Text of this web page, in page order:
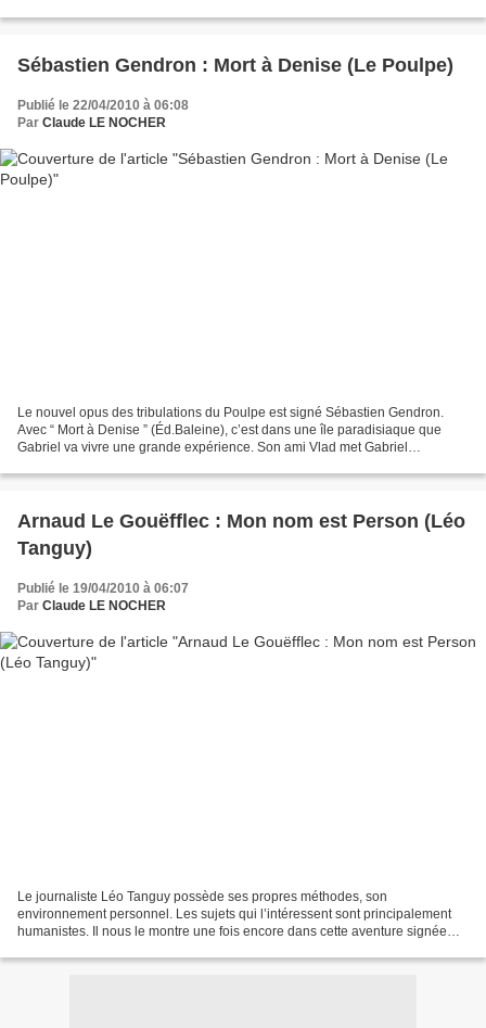
Sébastien Gendron : Mort à Denise (Le Poulpe)
Publié le 22/04/2010 à 06:08
Par Claude LE NOCHER
Le nouvel opus des tribulations du Poulpe est signé Sébastien Gendron.
Avec “ Mort à Denise ” (Éd.Baleine), c’est dans une île paradisiaque que
Gabriel va vivre une grande expérience. Son ami Vlad met Gabriel
Arnaud Le Gouëfflec : Mon nom est Person (Léo
Tanguy)
Publié le 19/04/2010 à 06:07
Par Claude LE NOCHER
Le journaliste Léo Tanguy possède ses propres méthodes, son
environnement personnel. Les sujets qui l’intéressent sont principalement
humanistes. Il nous le montre une fois encore dans cette aventure signée